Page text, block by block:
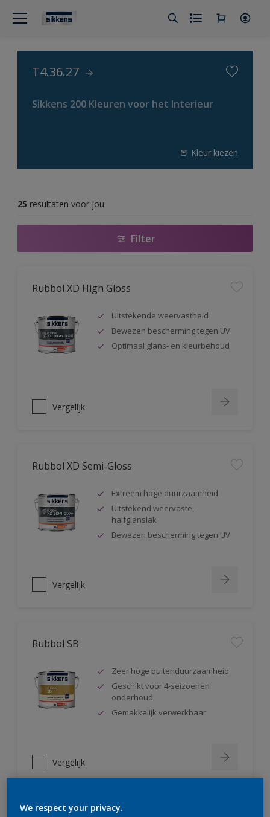
T4.36.27
Sikkens 200 Kleuren voor het Interieur
Kleur kiezen
25 resultaten voor jou
Filter
Rubbol XD High Gloss
Uitstekende weervastheid
Bewezen bescherming tegen UV
Optimaal glans- en kleurbehoud
Vergelijk
Rubbol XD Semi-Gloss
Extreem hoge duurzaamheid
Uitstekend weervaste,
halfglanslak
Bewezen bescherming tegen UV
Vergelijk
Rubbol SB
Zeer hoge buitenduurzaamheid
Geschikt voor 4-seizoenen
onderhoud
Gemakkelijk verwerkbaar
Vergelijk
We respect your privacy.